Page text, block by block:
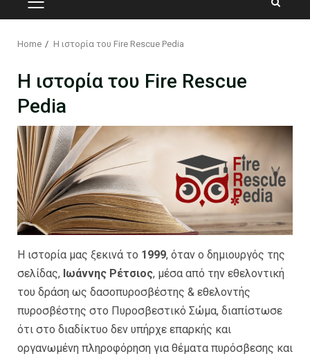
PRIMARY
Home Η ιστορία του Fire Rescue Pedia
Η ιστορία του Fire Rescue
Pedia
Η ιστορία μας ξεκινά το 1999, όταν ο δημιουργός της
σελίδας, Ιωάννης Ρέτσιος, μέσα από την εθελοντική
του δράση ως δασοπυροσβέστης & εθελοντής
πυροσβέστης στο Πυροσβεστικό Σώμα, διαπίστωσε
ότι στο διαδίκτυο δεν υπήρχε επαρκής και
οργανωμένη πληροφόρηση για θέματα πυρόσβεσης και